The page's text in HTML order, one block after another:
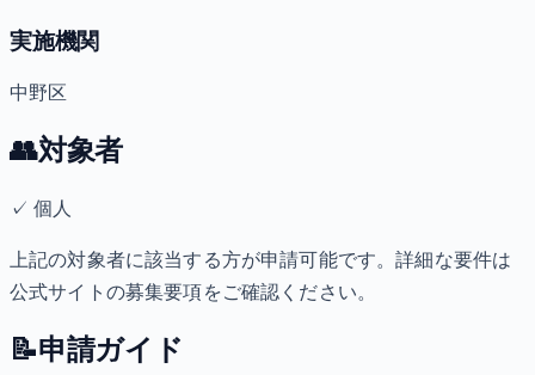
実施機関
中野区
👥対象者
✓個人
上記の対象者に該当する方が申請可能です。詳細な要件は
公式サイトの募集要項をご確認ください。
📝申請ガイド